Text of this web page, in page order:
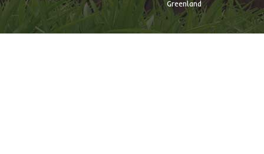
Greenland